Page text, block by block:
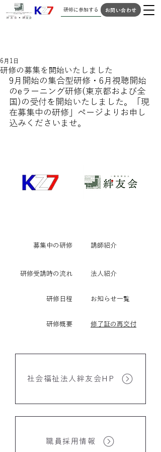
研修に参加する お問い合わせ
研修の募集を開始いたしました
6月1日
9月開始の集合型研修・6月視聴開始
のeラーニング研修(東京都および全
国)の受付を開始いたしました。「現
在募集中の研修」ページよりお申し
込みくださいませ。
​募集中の研修 講師紹介
研修受講時の流れ
研修日程
研修概要
法人紹介
​お知らせ一覧
修了証の再交付
社会福祉法人絆友会HP
職員採用情報